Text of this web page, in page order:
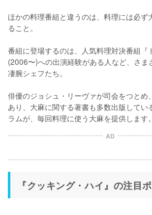
ほかの料理番組と違うのは、料理には必ず
ること。
番組に登場するのは、人気料理対決番組『
(2006〜)への出演経験がある人など、さま
凄腕シェフたち。
俳優のジョシュ・リーヴァが司会をつとめ
あり、大麻に関する著書も多数出版してい
ラムが、毎回料理に使う大麻を提供します。
AD
『クッキング・ハイ』の注目